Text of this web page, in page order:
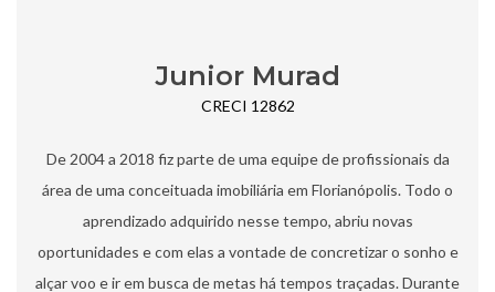
Junior Murad
CRECI 12862
De 2004 a 2018 fiz parte de uma equipe de profissionais da
área de uma conceituada imobiliária em Florianópolis. Todo o
aprendizado adquirido nesse tempo, abriu novas
oportunidades e com elas a vontade de concretizar o sonho e
alçar voo e ir em busca de metas há tempos traçadas.​ Durante